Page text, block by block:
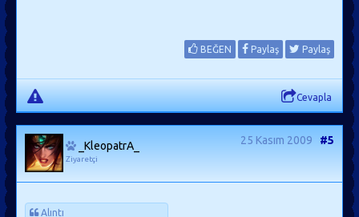
BEĞEN Paylaş Paylaş
Cevapla
_KleopatrA_
Ziyaretçi
25 Kasım 2009 #5
Alıntı